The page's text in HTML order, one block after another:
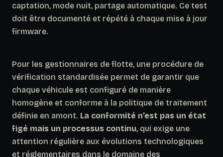
captation, mode nuit, partage automatique. Ce test
doit être documenté et répété à chaque mise à jour
firmware.
Pour les gestionnaires de flotte, une procédure de
vérification standardisée permet de garantir que
chaque véhicule est configuré de manière
homogène et conforme à la politique de traitement
définie en amont. La conformité n’est pas un état
figé mais un processus continu, qui exige une
attention régulière aux évolutions technologiques
et réglementaires dans le domaine des